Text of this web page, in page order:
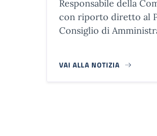
Responsabile della
con riporto diretto al
Consiglio di
VAI ALLA NOTIZIA